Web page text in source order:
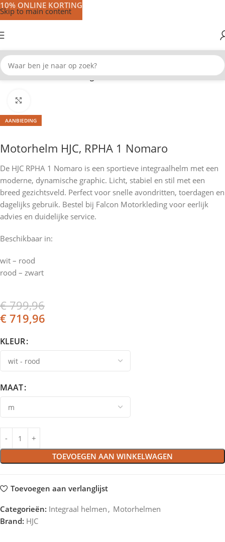
Skip to main content
Home Motorhelmen Integraal helmen
AANBIEDING
Motorhelm HJC, RPHA 1 Nomaro
De HJC RPHA 1 Nomaro is een sportieve integraalhelm met een
moderne, dynamische graphic. Licht, stabiel en stil met een
breed gezichtsveld. Perfect voor snelle avondritten, toerdagen en
dagelijks gebruik. Bestel bij Falcon Motorkleding voor eerlijk
advies en duidelijke service.
Beschikbaar in:
wit – rood
rood – zwart
€799,96
€ 719,96
KLEUR
MAAT
TOEVOEGEN AAN WINKELWAGEN
Toevoegen aan verlanglijst
Categorieën: Integraal helmen , Motorhelmen
Brand: HJC
10% ONLINE KORTING